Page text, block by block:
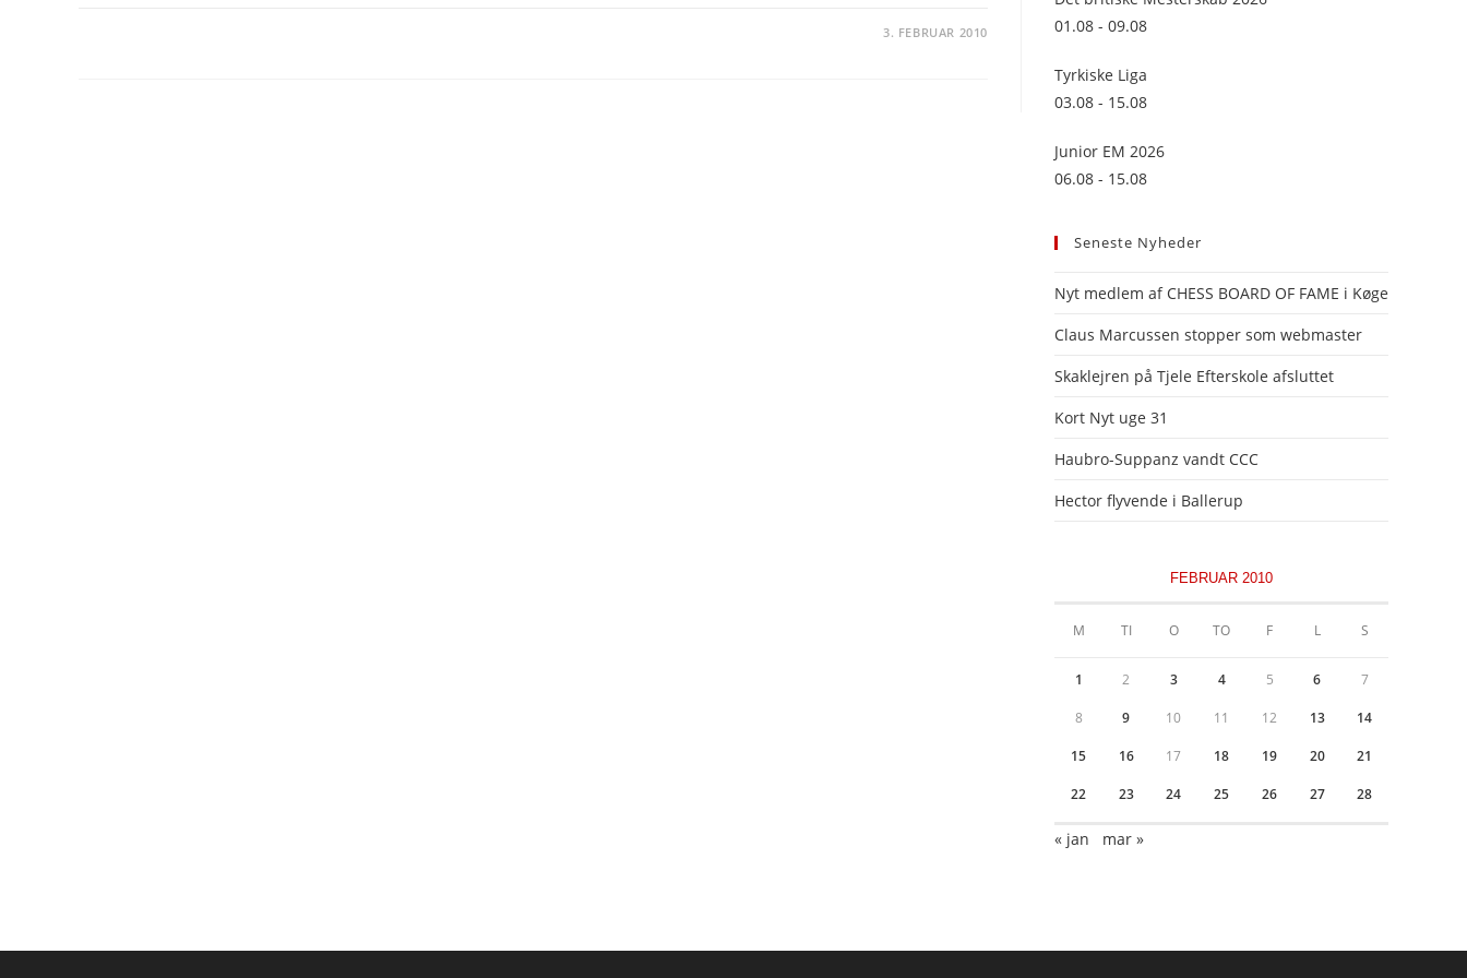
3. FEBRUAR 2010
01.08 - 09.08
Tyrkiske Liga
03.08 - 15.08
Junior EM 2026
06.08 - 15.08
Seneste Nyheder
Nyt medlem af CHESS BOARD OF FAME i Køge
Claus Marcussen stopper som webmaster
Skaklejren på Tjele Efterskole afsluttet
Kort Nyt uge 31
Haubro-Suppanz vandt CCC
Hector flyvende i Ballerup
FEBRUAR 2010
M TI O TO F L S
1 2 3 4 5 6 7
8 9 10 11 12 13 14
15 16 17 18 19 20 21
22 23 24 25 26 27 28
« jan mar »